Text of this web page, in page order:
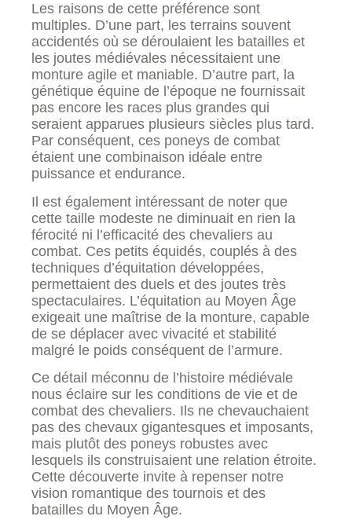
Les raisons de cette préférence sont
multiples. D’une part, les terrains souvent
accidentés où se déroulaient les batailles et
les joutes médiévales nécessitaient une
monture agile et maniable. D’autre part, la
génétique équine de l’époque ne fournissait
pas encore les races plus grandes qui
seraient apparues plusieurs siècles plus tard.
Par conséquent, ces poneys de combat
étaient une combinaison idéale entre
puissance et endurance.
Il est également intéressant de noter que
cette taille modeste ne diminuait en rien la
férocité ni l’efficacité des chevaliers au
combat. Ces petits équidés, couplés à des
techniques d’équitation développées,
permettaient des duels et des joutes très
spectaculaires. L’équitation au Moyen Âge
exigeait une maîtrise de la monture, capable
de se déplacer avec vivacité et stabilité
malgré le poids conséquent de l’armure.
Ce détail méconnu de l’histoire médiévale
nous éclaire sur les conditions de vie et de
combat des chevaliers. Ils ne chevauchaient
pas des chevaux gigantesques et imposants,
mais plutôt des poneys robustes avec
lesquels ils construisaient une relation étroite.
Cette découverte invite à repenser notre
vision romantique des tournois et des
batailles du Moyen Âge.